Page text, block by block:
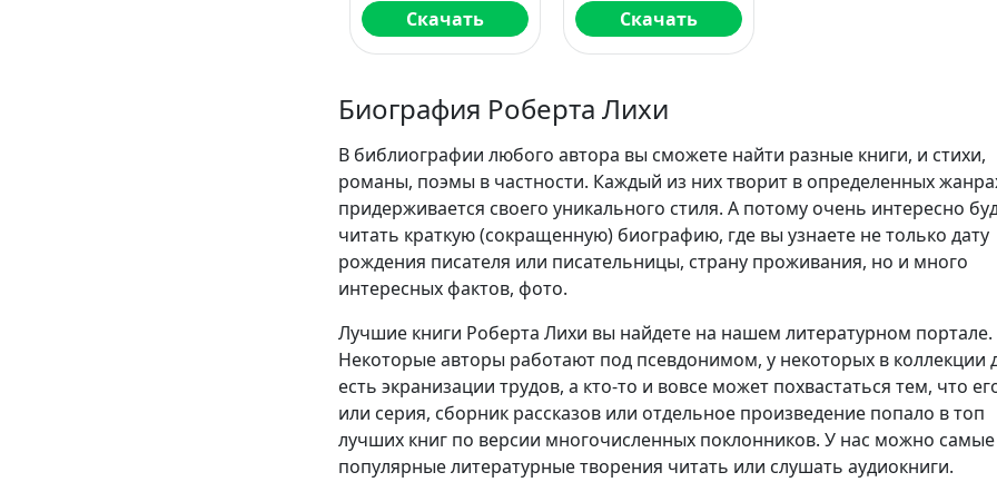
Скачать
тобойСкачать
Биография Роберта Лихи
В библиографии любого автора вы сможете найти разные книги, и стихи,
романы, поэмы в частности. Каждый из них творит в определенных
придерживается своего уникального стиля. А потому очень интересно
читать краткую (сокращенную) биографию, где вы узнаете не только дату
рождения писателя или писательницы, страну проживания, но и много
интересных фактов, фото.
Лучшие книги Роберта Лихи вы найдете на нашем литературном портале.
Некоторые авторы работают под псевдонимом, у некоторых в коллекции
есть экранизации трудов, а кто-то и вовсе может похвастаться тем, что
или серия, сборник рассказов или отдельное произведение попало в топ
лучших книг по версии многочисленных поклонников. У нас можно самые
популярные литературные творения читать или слушать аудиокниги.